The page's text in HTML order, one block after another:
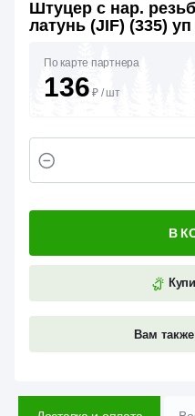
Штуцер с нар.
латунь (JIF) (335)
По карте партнера
136 ₽ / шт
Вам
В